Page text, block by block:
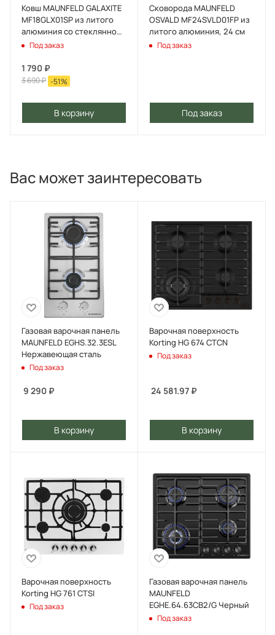
Ковш MAUNFELD GALAXITE
MF18GLX01SP из литого
алюминия со стеклянной
крышкой, 18 см, 1,6 л
Под заказ
1 790 ₽
3 690₽ -51%
В корзину
Сковорода MAUNFELD
OSVALD MF24SVLD01FP из
литого алюминия, 24 см
Под заказ
Под заказ
Вас может заинтересовать
Газовая варочная панель
MAUNFELD EGHS.32.3ESL
Нержавеющая сталь
Под заказ
9 290 ₽
В корзину
Варочная поверхность
Korting HG 674 CTCN
Под заказ
24 581.97 ₽
В корзину
Варочная поверхность
Korting HG 761 CTSI
Под заказ
Газовая варочная панель
MAUNFELD
EGHE.64.63CB2/G Черный
Под заказ